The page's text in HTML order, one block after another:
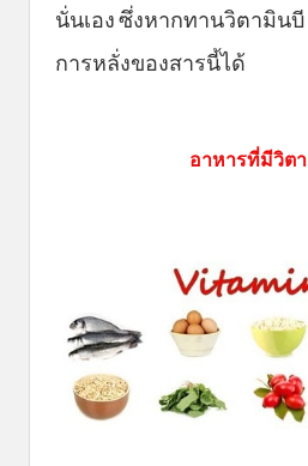
นั่นเอง ซึ่งหากทานวิตามิน
การหลั่งของสารนี้ได้
อาหารที่มีวิต